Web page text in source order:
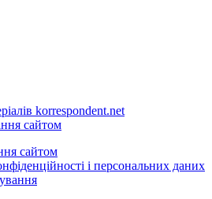
korrespondent.net
сайтом
сайтом
і персональних даних